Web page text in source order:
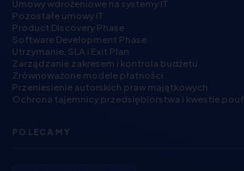
Umowy wdrożeniowe na systemy IT
Pozostałe umowy IT
Product Discovery Phase
Software Development Phase
Utrzymanie, SLA i Exit Plan
Zarządzanie zakresem i kontrola budżetu
Zrównoważone modele płatności
Przeniesienie autorskich praw majątkowych
Ochrona tajemnicy przedsiębiorstwa i kwestie
POLECAMY